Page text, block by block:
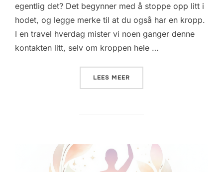
egentlig det? Det begynner med å stoppe opp litt i
hodet, og legge merke til at du også har en kropp.
I en travel hverdag mister vi noen ganger denne
kontakten litt, selv om kroppen hele …
LEES MEER